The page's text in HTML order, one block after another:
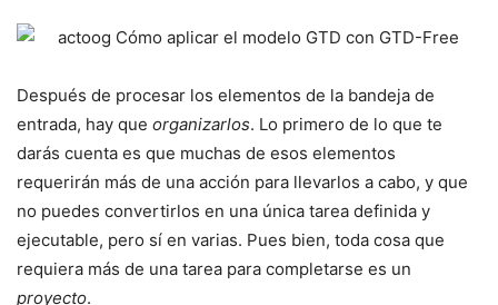
Después de procesar los elementos de la bandeja de
entrada, hay que organizarlos. Lo primero de lo que te
darás cuenta es que muchas de esos elementos
requerirán más de una acción para llevarlos a cabo, y que
no puedes convertirlos en una única tarea definida y
ejecutable, pero sí en varias. Pues bien, toda cosa que
requiera más de una tarea para completarse es un
proyecto.